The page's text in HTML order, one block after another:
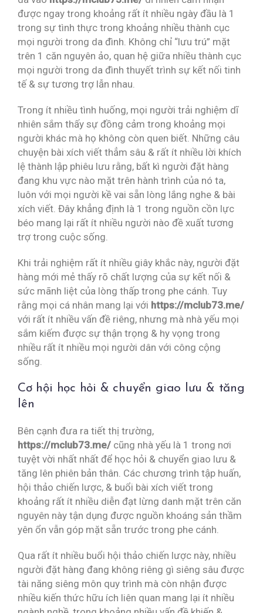
được ngay trong khoảng rất ít nhiều ngày đầu là 1
trong sự tình thực trong khoảng nhiều thành cục
mọi người trong da đình. Không chỉ “lưu trú” mặt
trên 1 căn nguyên ảo, quan hệ giữa nhiều thành cục
mọi người trong da đình thuyết trình sự kết nối tinh
tế & sự tương trợ lẫn nhau.
Trong ít nhiều tình huống, mọi người trải nghiệm dĩ
nhiên sắm thấy sự đồng cảm trong khoảng mọi
người khác mà họ không còn quen biết. Những câu
chuyện bài xích viết thẳm sâu & rất ít nhiều lời khích
lệ thành lập phiêu lưu rằng, bất kì người đặt hàng
đang khu vực nào mặt trên hành trình của nó ta,
luôn với mọi người kề vai sẵn lòng lắng nghe & bài
xích viết. Đây khẳng định là 1 trong nguồn cồn lực
béo mang lại rất ít nhiều người nào đề xuất tương
trợ trong cuộc sống.
Khi trải nghiệm rất ít nhiều giây khắc này, người đặt
hàng mới mẻ thấy rõ chất lượng của sự kết nối &
sức mãnh liệt của lòng thấp trong phe cánh. Tuy
rằng mọi cá nhân mang lại với https://mclub73.me/
với rất ít nhiều vấn đề riêng, nhưng mà nhà yếu mọi
sắm kiếm được sự thận trọng & hy vọng trong
nhiều rất ít nhiều mọi người dân với công cộng
sống.
Cơ hội học hỏi & chuyển giao lưu & tăng
lên
Bên cạnh đưa ra tiết thị trường,
https://mclub73.me/ cũng nhà yếu là 1 trong nơi
tuyệt vời nhất nhất để học hỏi & chuyển giao lưu &
tăng lên phiên bản thân. Các chương trình tập huấn,
hội thảo chiến lược, & buổi bài xích viết trong
khoảng rất ít nhiều diễn đạt lừng danh mặt trên căn
nguyên này tận dụng được nguồn khoáng sản thầm
yên ổn vẫn góp mặt sẵn trước trong phe cánh.
Qua rất ít nhiều buổi hội thảo chiến lược này, nhiều
người đặt hàng đang không riêng gì siêng sâu được
tài năng siêng môn quy trình mà còn nhận được
nhiều kiến thức hữu ích liên quan mang lại ít nhiều